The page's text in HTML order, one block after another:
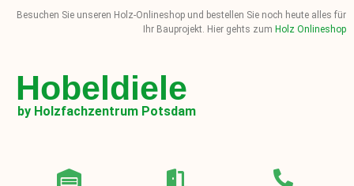
Besuchen Sie unseren Holz-Onlineshop und bestellen Sie noch heute alles für
Ihr Bauprojekt. Hier gehts zum Holz Onlineshop
Hobeldiele
by Holzfachzentrum Potsdam